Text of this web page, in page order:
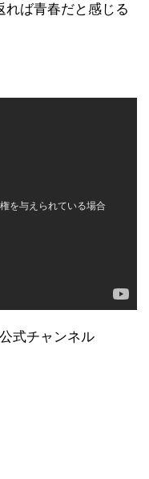
れば青春だと感じる
式チャンネル